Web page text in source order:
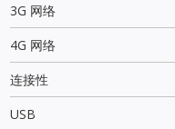
3G 网络
4G 网络
连接性
USB